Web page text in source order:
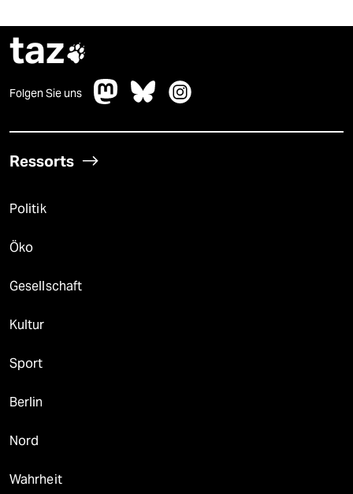
taz
Folgen Sie uns
Ressorts
Politik
Öko
Gesellschaft
Kultur
Sport
Berlin
Nord
Wahrheit